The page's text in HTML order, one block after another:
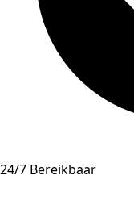
24/7 Bereikbaar